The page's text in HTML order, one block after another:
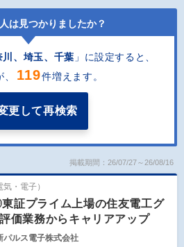
は見つかりましたか？
川、埼玉、千葉 」に設定すると
119件増えます。
更して再検索
掲載期間：26/07/27～26/08/16
・電子）
証プライム上場の住友電工グ
価業務からキャリアアップ
パルス電子株式会社